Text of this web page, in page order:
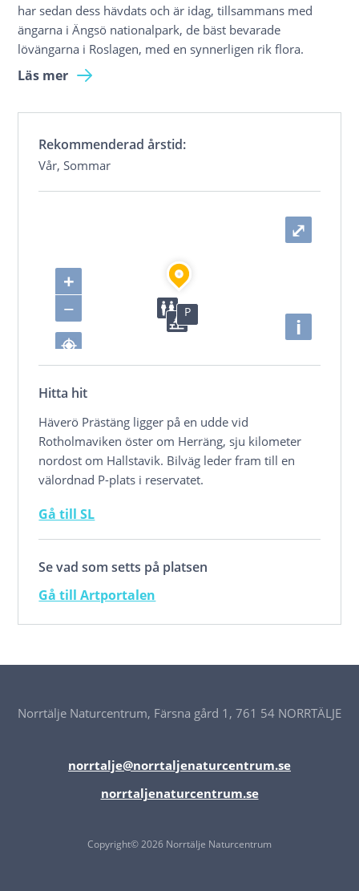
har sedan dess hävdats och är idag, tillsammans med
ängarna i Ängsö nationalpark, de bäst bevarade
lövängarna i Roslagen, med en synnerligen rik flora.
Läs mer
Rekommenderad årstid:
Vår, Sommar
i
+
−
⤢
Hitta hit
Häverö Prästäng ligger på en udde vid
Rotholmaviken öster om Herräng, sju kilometer
nordost om Hallstavik. Bilväg leder fram till en
välordnad P-plats i reservatet.
Gå till SL
Se vad som setts på platsen
Gå till Artportalen
Norrtälje Naturcentrum, Färsna gård 1, 761 54 NORRTÄLJE
norrtalje@norrtaljenaturcentrum.se
norrtaljenaturcentrum.se
Copyright© 2026 Norrtälje Naturcentrum